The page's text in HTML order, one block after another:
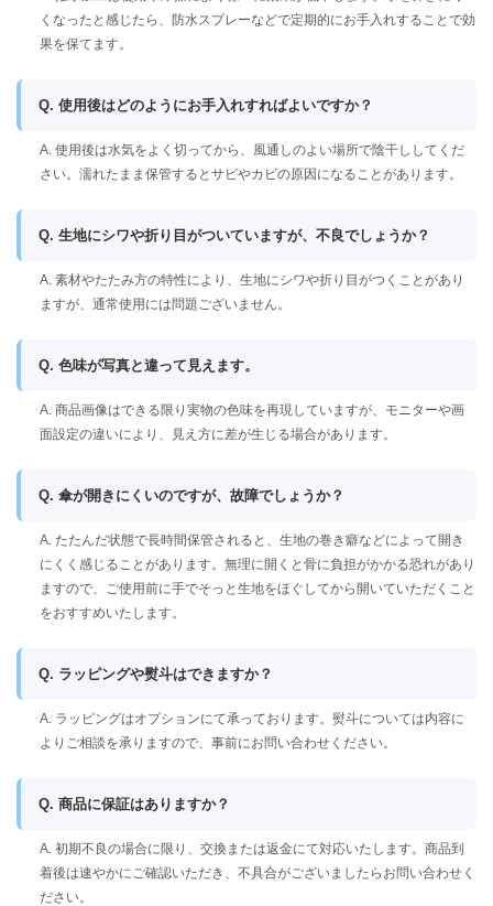
くなったと感じたら、防水スプレーなどで定期的にお手入れすることで効
果を保てます。
Q. 使用後はどのようにお手入れすればよいですか？
A. 使用後は水気をよく切ってから、風通しのよい場所で陰干ししてくだ
さい。濡れたまま保管するとサビやカビの原因になることがあります。
Q. 生地にシワや折り目がついていますが、不良でしょうか？
A. 素材やたたみ方の特性により、生地にシワや折り目がつくことがあり
ますが、通常使用には問題ございません。
Q. 色味が写真と違って見えます。
A. 商品画像はできる限り実物の色味を再現していますが、モニターや画
面設定の違いにより、見え方に差が生じる場合があります。
Q. 傘が開きにくいのですが、故障でしょうか？
A. たたんだ状態で長時間保管されると、生地の巻き癖などによって開き
にくく感じることがあります。無理に開くと骨に負担がかかる恐れがあり
ますので、ご使用前に手でそっと生地をほぐしてから開いていただくこと
をおすすめいたします。
Q. ラッピングや熨斗はできますか？
A. ラッピングはオプションにて承っております。熨斗については内容に
よりご相談を承りますので、事前にお問い合わせください。
Q. 商品に保証はありますか？
A. 初期不良の場合に限り、交換または返金にて対応いたします。商品到
着後は速やかにご確認いただき、不具合がございましたらお問い合わせく
ださい。